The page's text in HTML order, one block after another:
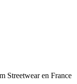
Streetwear en France